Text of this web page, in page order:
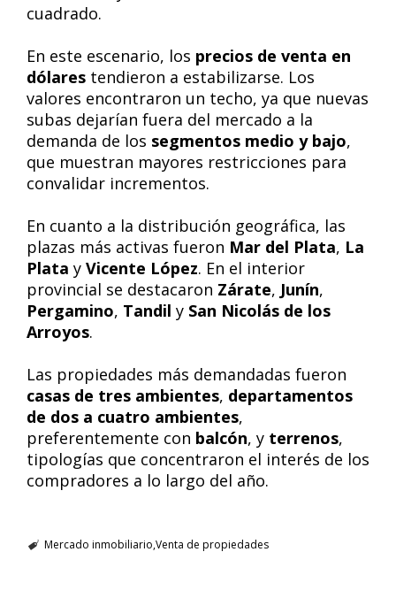
cuadrado.
En este escenario, los precios de venta en
dólares tendieron a estabilizarse. Los
valores encontraron un techo, ya que nuevas
subas dejarían fuera del mercado a la
demanda de los segmentos medio y bajo,
que muestran mayores restricciones para
convalidar incrementos.
En cuanto a la distribución geográfica, las
plazas más activas fueron Mar del Plata, La
Plata y Vicente López. En el interior
provincial se destacaron Zárate, Junín,
Pergamino, Tandil y San Nicolás de los
Arroyos.
Las propiedades más demandadas fueron
casas de tres ambientes, departamentos
de dos a cuatro ambientes,
preferentemente con balcón, y terrenos,
tipologías que concentraron el interés de los
compradores a lo largo del año.
Mercado inmobiliario Venta de propiedades